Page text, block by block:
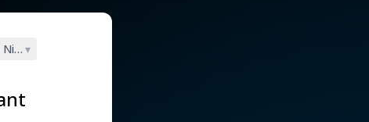
(325)
▾